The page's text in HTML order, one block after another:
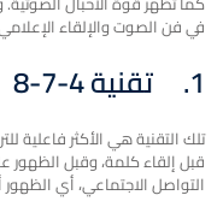
في فن الصوت والإلقاء
1. تقنية 4-7-8
تلك التقنية هي الأكثر فاعلية
قبل إلقاء كلمة، وقبل الظهور
التواصل الاجتماعي، أي